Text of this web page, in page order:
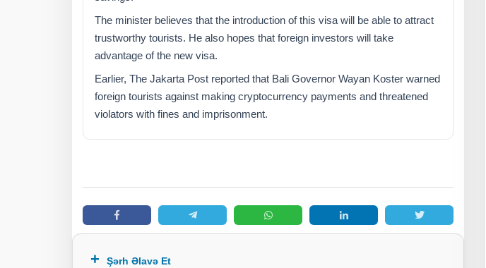
The minister believes that the introduction of this visa will be able to attract
trustworthy tourists. He also hopes that foreign investors will take
advantage of the new visa.
Earlier, The Jakarta Post reported that Bali Governor Wayan Koster warned
foreign tourists against making cryptocurrency payments and threatened
violators with fines and imprisonment.
Şərh Əlavə Et